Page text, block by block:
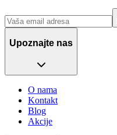
Upoznajte nas
O nama
Kontakt
Blog
Akcije